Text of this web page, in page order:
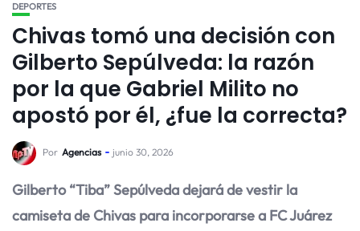
DEPORTES
Chivas tomó una decisión con
Gilberto Sepúlveda: la razón
por la que Gabriel Milito no
apostó por él, ¿fue la correcta?
Por Agencias junio 30, 2026
Gilberto “Tiba” Sepúlveda dejará de vestir la
camiseta de Chivas para incorporarse a FC Juárez